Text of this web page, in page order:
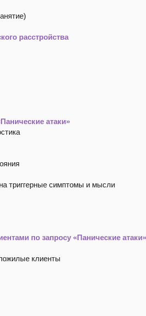
расстройства
атаки»
триггерные симптомы и мысли
по запросу «Панические атаки»
клиенты